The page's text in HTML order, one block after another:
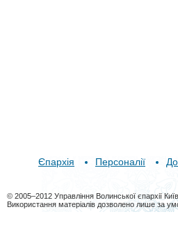
Єпархія Персоналії
© 2005–2012 Управління Волинської єпархії
Використання матеріалів дозволено лише за